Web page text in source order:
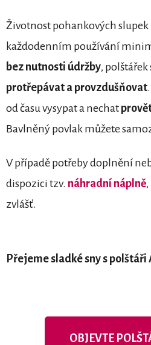
Životnost pohankových slupek
každodenním používání
bez nutnosti údržby,
protřepávat a provzdušňovat
od času vysypat a nechat
Bavlněný povlak můžete
V případě potřeby doplnění
dispozici tzv. náhradní náplně
zvlášť.
Přejeme sladké sny s polštáři
OBJEVTE